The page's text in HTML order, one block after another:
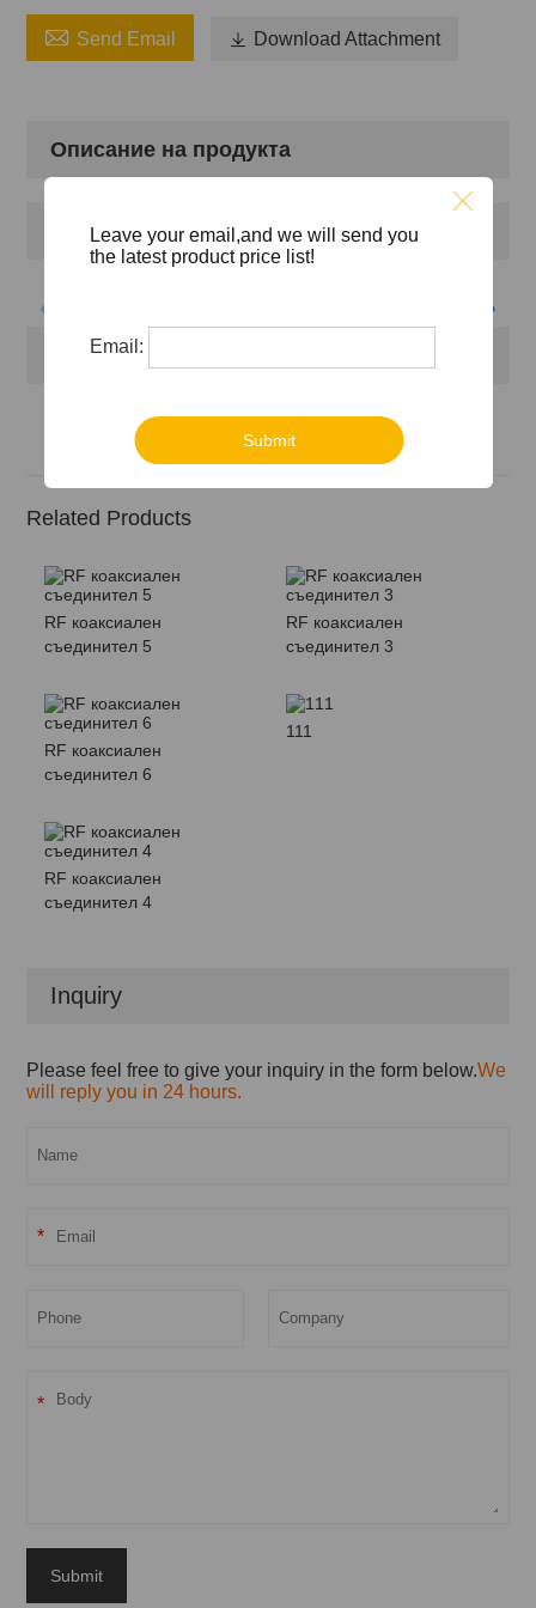
 Send Email  Download Attachment
Описание на продукта
Профил на дружеството
Сертификати
Related Products
RF коаксиален
съединител 5
RF коаксиален
съединител 3
RF коаксиален
съединител 6
111
RF коаксиален
съединител 4
Inquiry
Please feel free to give your inquiry in the form below.We
will reply you in 24 hours.
*
*
Submit
Leave your email,and we will send you
the latest product price list!
Email:
Submit